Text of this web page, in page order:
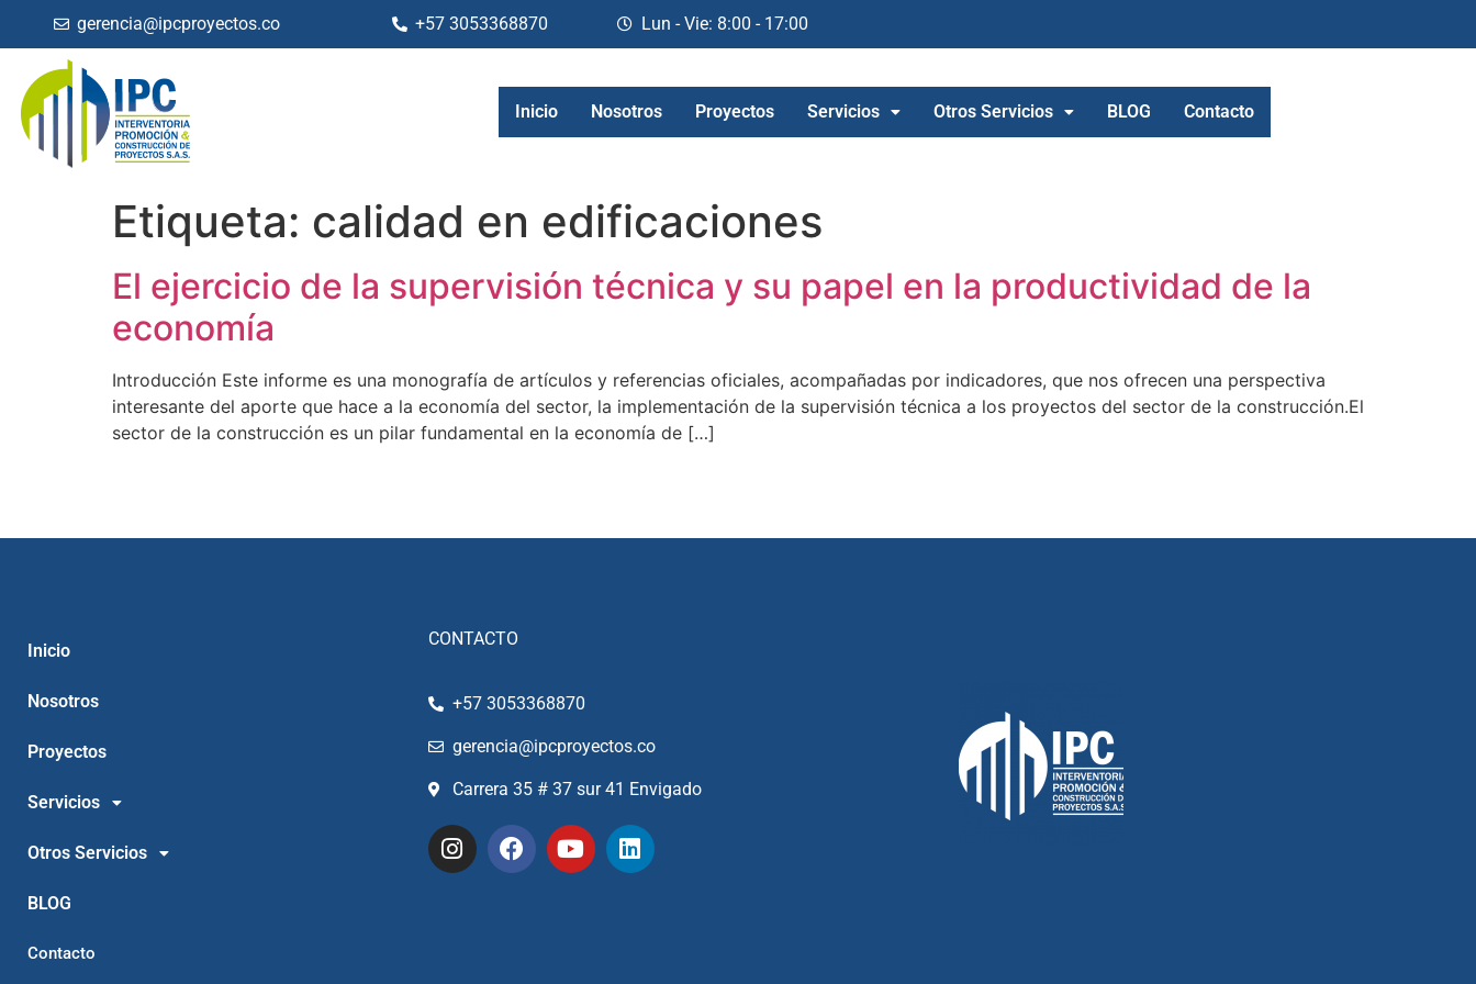
gerencia@ipcproyectos.co +57 3053368870 Lun - Vie: 8:00 - 17:00
Inicio Nosotros Proyectos Servicios Otros Servicios BLOG Contacto
Etiqueta: calidad en edificaciones
El ejercicio de la supervisión técnica y su papel en la productividad de la
economía
Introducción Este informe es una monografía de artículos y referencias oficiales, acompañadas por indicadores, que nos ofrecen una perspectiva
interesante del aporte que hace a la economía del sector, la implementación de la supervisión técnica a los proyectos del sector de la construcción.El
sector de la construcción es un pilar fundamental en la economía de […]
Inicio
Nosotros
Proyectos
Servicios
Otros Servicios
BLOG
Contacto
CONTACTO
+57 3053368870
gerencia@ipcproyectos.co
Carrera 35 # 37 sur 41 Envigado